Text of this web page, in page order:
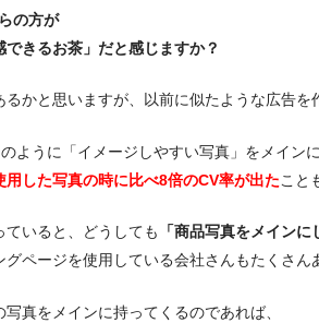
の方が
できるお茶」だと感じますか？
るかと思いますが、以前に似たような広告を
ように「イメージしやすい写真」をメイン
用した写真の時に比べ8倍のCV率が出たこと
ていると、どうしても 「商品写真をメインに
グページを使用している会社さんもたくさん
写真をメインに持ってくるのであれば、